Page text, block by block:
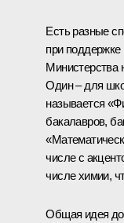
Есть разные
при поддержке
Министерства
Один – для
называется
бакалавров,
числе с
числе химии,
Общая идея